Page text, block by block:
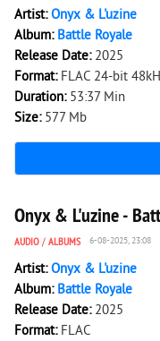
Artist:Onyx & L'uzine
Album: Battle Royale
Release Date: 2025
Format: FLAC 24-bit
Duration: 53:37 Min
Size: 577 Mb
686 0
Onyx & L'uzine -
AUDIO / ALBUMS 6-08-2025, 23:08
Artist:Onyx & L'uzine
Album: Battle Royale
Release Date: 2025
Format: FLAC